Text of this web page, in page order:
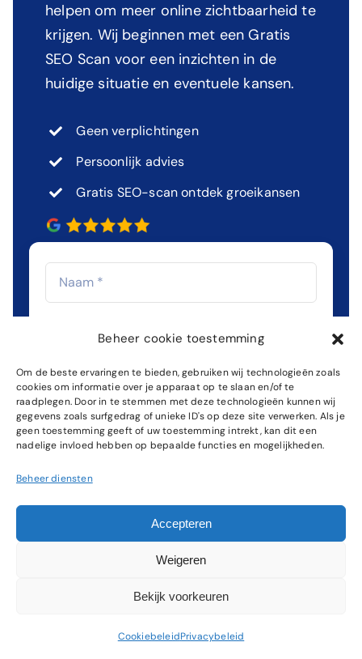
Beheer cookie toestemming
Om de beste ervaringen te bieden, gebruiken wij technologieën zoals
cookies om informatie over je apparaat op te slaan en/of te
raadplegen. Door in te stemmen met deze technologieën kunnen wij
gegevens zoals surfgedrag of unieke ID's op deze site verwerken. Als je
geen toestemming geeft of uw toestemming intrekt, kan dit een
nadelige invloed hebben op bepaalde functies en mogelijkheden.
Beheer diensten
Accepteren
Weigeren
Bekijk voorkeuren
CookiebeleidPrivacybeleid
helpen om meer online zichtbaarheid te
krijgen. Wij beginnen met een Gratis
SEO Scan voor een inzichten in de
huidige situatie en eventuele kansen.
Geen verplichtingen
Persoonlijk advies
Gratis SEO-scan ontdek groeikansen
VERSTUREN